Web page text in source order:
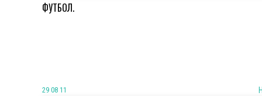
ФУТБОЛ.
29 08 11